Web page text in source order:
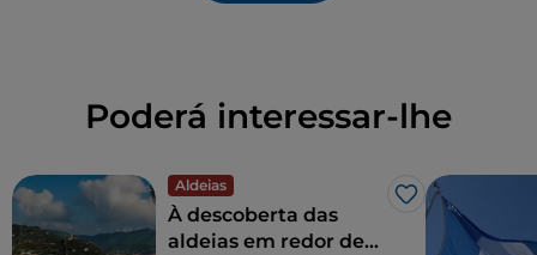
Poderá interessar-lhe
Aldeias
Gosto
À descoberta das
aldeias em redor de